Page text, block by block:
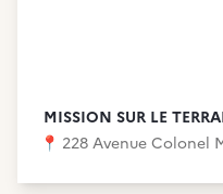
MISSION SUR LE
📍 228 Avenue Colonel